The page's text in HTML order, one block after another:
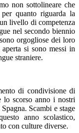
non sottolineare che
quanto riguarda la
livello di competenza
nel secondo biennio
orgogliose dei loro
si sono messi in
straniere.
di condivisione di
scorso anno i nostri
Scambi e stage
anno scolastico,
con culture diverse.